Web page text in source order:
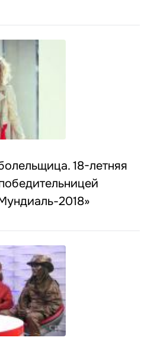
18-летняя
2018»